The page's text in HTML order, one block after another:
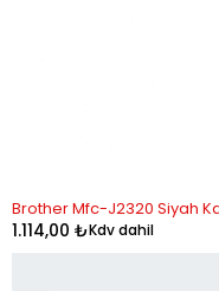
Brother Mfc-J2320 Siyah
1.114,00 ₺Kdv dahil